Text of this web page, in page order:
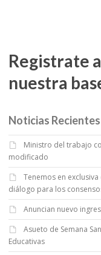
Registrate
nuestra
Noticias Recientes
Ministro del trabajo
modificado
Tenemos en
diálogo para los
Anuncian nuevo
Asueto de Semana
Educativas